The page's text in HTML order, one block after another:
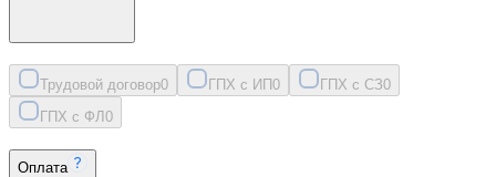
Трудовой договор0 ГПХ с ИП0 ГПХ с СЗ0
ГПХ с ФЛ 0
Оплата